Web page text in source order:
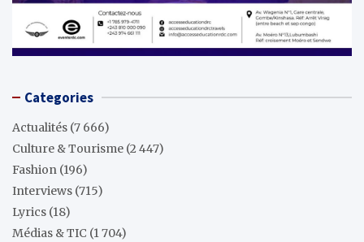
Categories
Actualités (7 666)
Culture & Tourisme (2 447)
Fashion (196)
Interviews (715)
Lyrics (18)
Médias & TIC (1 704)